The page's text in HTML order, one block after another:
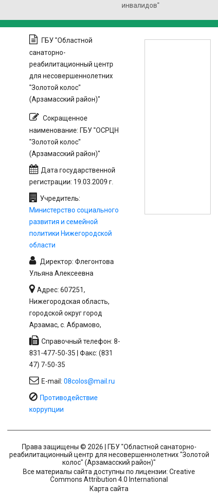
инвалидов"
ГБУ "Областной
санаторно-
реабилитационный центр
для несовершеннолетних
"Золотой колос"
(Арзамасский район)"
Сокращенное
наименование: ГБУ "ОСРЦН
"Золотой колос"
(Арзамасский район)"
Дата государственной
регистрации: 19.03.2009 г.
Учредитель:
Министерство социального
развития и семейной
политики Нижегородской
области
Директор: Флегонтова
Ульяна Алексеевна
Адрес: 607251,
Нижегородская область,
городской округ город
Арзамас, с. Абрамово,
Справочный телефон: 8-
831-477-50-35 | Факс: (831
47) 7-50-35
E-mail: 08colos@mail.ru
Противодействие
коррупции
Права защищены © 2026 | ГБУ "Областной санаторно-
реабилитационный центр для несовершеннолетних "Золотой
колос" (Арзамасский район)"
Все материалы сайта доступны по лицензии: Creative
Commons Attribution 4.0 International
Карта сайта